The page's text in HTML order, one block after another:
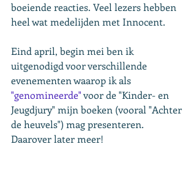
boeiende reacties. Veel lezers hebben
heel wat medelijden met Innocent.
Eind april, begin mei ben ik
uitgenodigd voor verschillende
evenementen waarop ik als
"genomineerde" voor de "Kinder- en
Jeugdjury" mijn boeken (vooral "Achter
de heuvels") mag presenteren.
Daarover later meer!